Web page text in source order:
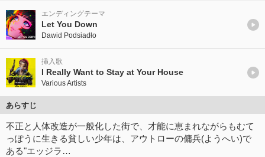
エンディングテーマ
Let You Down
Dawid Podsiadło
挿入歌
I Really Want to Stay at Your House
Various Artists
あらすじ
不正と人体改造が一般化した街で、才能に恵まれながらもむて
っぽうに生きる貧しい少年は、アウトローの傭兵(ようへい)で
ある"エッジラ…